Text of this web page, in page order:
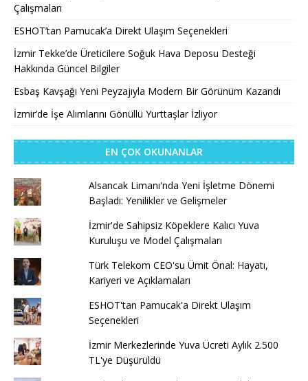
Çalışmaları
ESHOT’tan Pamucak’a Direkt Ulaşım Seçenekleri
İzmir Tekke’de Üreticilere Soğuk Hava Deposu Desteği
Hakkında Güncel Bilgiler
Esbaş Kavşağı Yeni Peyzajıyla Modern Bir Görünüm Kazandı
İzmir’de İşe Alımlarını Gönüllü Yurttaşlar İzliyor
EN ÇOK OKUNANLAR
Alsancak Limanı'nda Yeni İşletme Dönemi
Başladı: Yenilikler ve Gelişmeler
İzmir'de Sahipsiz Köpeklere Kalıcı Yuva
Kuruluşu ve Model Çalışmaları
Türk Telekom CEO'su Ümit Önal: Hayatı,
Kariyeri ve Açıklamaları
ESHOT'tan Pamucak'a Direkt Ulaşım
Seçenekleri
İzmir Merkezlerinde Yuva Ücreti Aylık 2.500
TL'ye Düşürüldü